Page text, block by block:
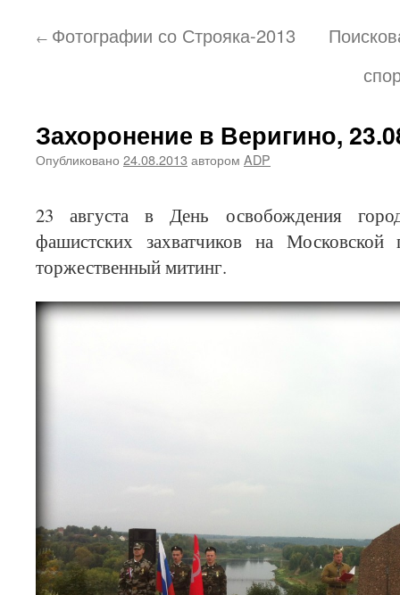
← Фотографии со Строяка-2013
Захоронение в Веригино,
Опубликовано 24.08.2013 автором ADP
23 августа в День освобождения
фашистских захватчиков на
торжественный митинг.